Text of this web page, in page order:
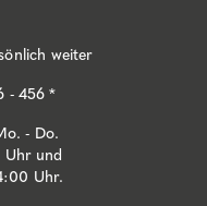
weiter
- 456 *
- Do.
Uhr und
Uhr.